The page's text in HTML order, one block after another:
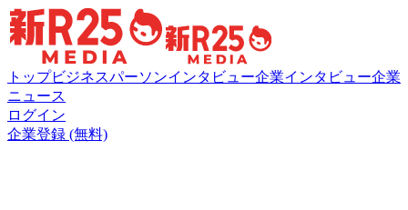
トップビジネスパーソンインタビュー企業インタビュー企業
ニュース
ログイン
企業登録 (無料)